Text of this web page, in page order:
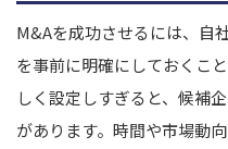
M&Aを成功させるには、自
を事前に明確にしておくこ
しく設定しすぎると、候補
があります。時間や市場動